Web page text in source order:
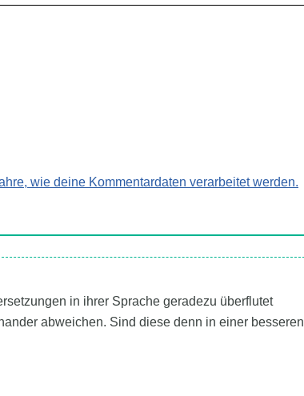
wie deine Kommentardaten verarbeitet werden.
in ihrer Sprache geradezu überflutet
abweichen. Sind diese denn in einer besseren